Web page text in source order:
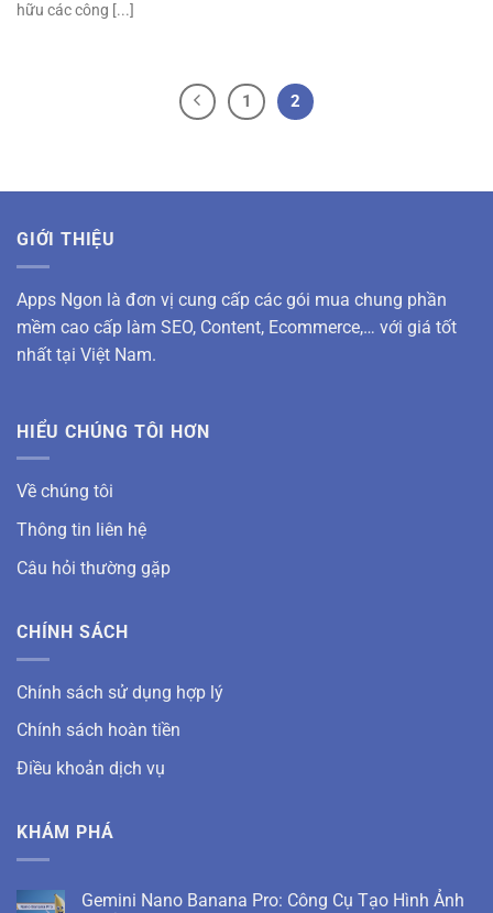
hữu các công [...]
1 2
GIỚI THIỆU
Apps Ngon là đơn vị cung cấp các gói mua chung phần
mềm cao cấp làm SEO, Content, Ecommerce,… với giá tốt
nhất tại Việt Nam.
HIỂU CHÚNG TÔI HƠN
Về chúng tôi
Thông tin liên hệ
Câu hỏi thường gặp
CHÍNH SÁCH
Chính sách sử dụng hợp lý
Chính sách hoàn tiền
Điều khoản dịch vụ
KHÁM PHÁ
Gemini Nano Banana Pro: Công Cụ Tạo Hình Ảnh